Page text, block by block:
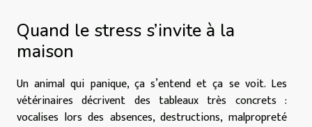
Quand le stress s’invite à la
maison
Un animal qui panique, ça s’entend et ça se voit. Les
vétérinaires décrivent des tableaux très concrets :
vocalises lors des absences, destructions, malpropreté